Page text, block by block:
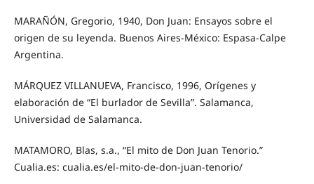
MARAÑÓN, Gregorio, 1940, Don Juan: Ensayos sobre el
origen de su leyenda. Buenos Aires-México: Espasa-Calpe
Argentina.
MÁRQUEZ VILLANUEVA, Francisco, 1996, Orígenes y
elaboración de “El burlador de Sevilla”. Salamanca,
Universidad de Salamanca.
MATAMORO, Blas, s.a., “El mito de Don Juan Tenorio.”
Cualia.es: cualia.es/el-mito-de-don-juan-tenorio/